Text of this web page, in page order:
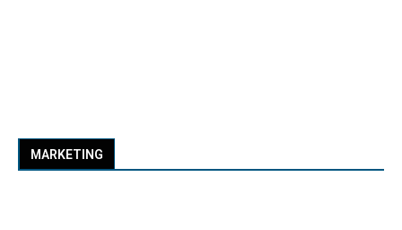
MARKETING